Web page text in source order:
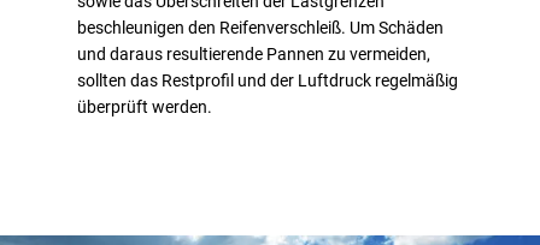
beschleunigen den Reifenverschleiß. Um Schäden
und daraus resultierende Pannen zu vermeiden,
sollten das Restprofil und der Luftdruck regelmäßig
überprüft werden.